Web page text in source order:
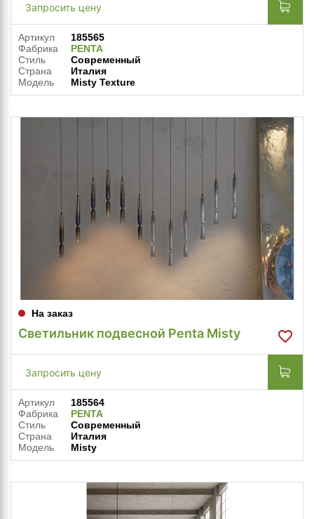
Запросить цену
Артикул
185565
Фабрика
PENTA
Стиль
Современный
Страна
Италия
Модель
Misty Texture
На заказ
Светильник подвесной Penta Misty
Запросить цену
Артикул
185564
Фабрика
PENTA
Стиль
Современный
Страна
Италия
Модель
Misty